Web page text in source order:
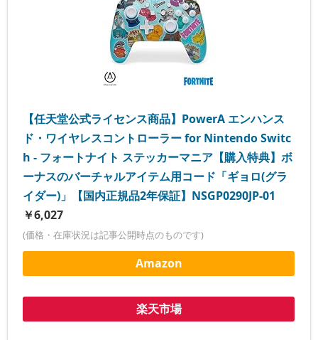
【任天堂公式ライセンス商品】PowerA エンハンス
ド・ワイヤレスコントローラー for Nintendo Switc
h - フォートナイト ステッカーマニア【購入特典】ボ
ーナスのバーチャルアイテム用コード「ギョロ(グラ
イダー)」【国内正規品2年保証】NSGP0290JP-01
￥6,027
(価格・在庫状況は記事公開時点のものです)
Amazon
楽天市場